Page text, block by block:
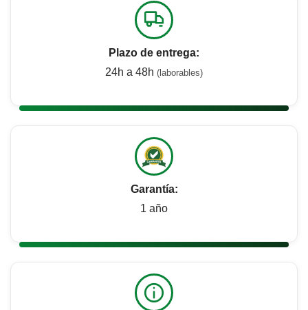
Plazo de entrega:
24h a 48h (laborables)
Garantía:
1 año